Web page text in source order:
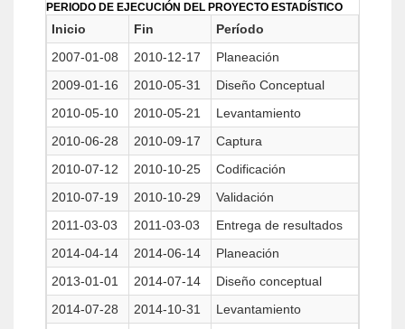
PERIODO DE EJECUCIÓN DEL PROYECTO ESTADÍSTICO
Inicio Fin
Período
2007-01-08
2010-12-17
Planeación
2009-01-16
2010-05-31
Diseño Conceptual
2010-05-10
2010-05-21
Levantamiento
2010-06-28
2010-09-17
Captura
2010-07-12
2010-10-25
Codificación
2010-07-19
2010-10-29
Validación
2011-03-03
2011-03-03
Entrega de resultados
2014-04-14
2014-06-14
Planeación
2013-01-01
2014-07-14
Diseño conceptual
2014-07-28
2014-10-31
Levantamiento